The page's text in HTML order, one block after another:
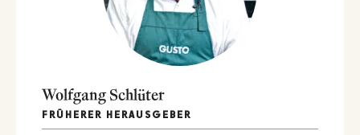
Wolfgang Schlüter
FRÜHERER HERAUSGEBER